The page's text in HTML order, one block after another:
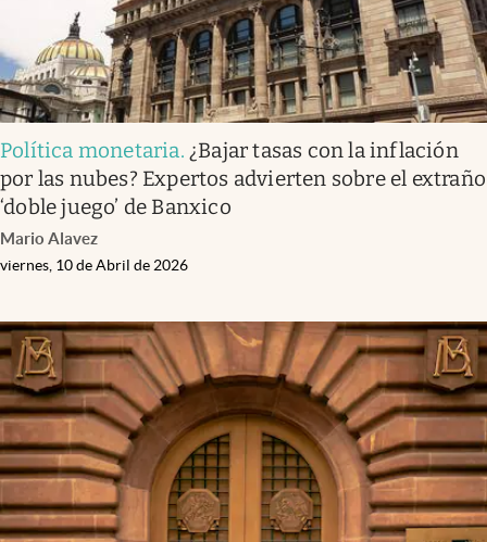
Política monetaria. ¿Bajar tasas con la inflación
por las nubes? Expertos advierten sobre el extraño
‘doble juego’ de Banxico
Mario Alavez
viernes, 10 de Abril de 2026